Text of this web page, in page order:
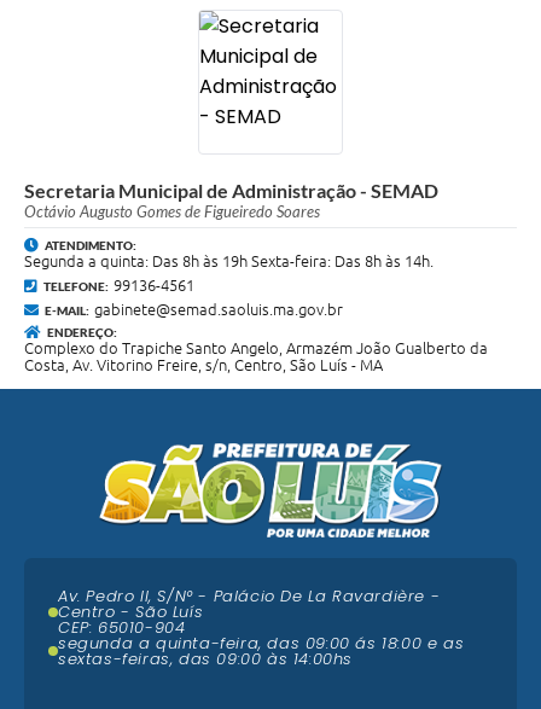
Secretaria Municipal de Administração - SEMAD
Octávio Augusto Gomes de Figueiredo Soares
ATENDIMENTO:
Segunda a quinta: Das 8h às 19h Sexta-feira: Das 8h às 14h.
TELEFONE: 99136-4561
E-MAIL: gabinete@semad.saoluis.ma.gov.br
ENDEREÇO:
Complexo do Trapiche Santo Angelo, Armazém João Gualberto da
Costa, Av. Vitorino Freire, s/n, Centro, São Luís - MA
Av. Pedro II, S/N° - Palácio De La Ravardière -
Centro - São Luís
CEP: 65010-904
segunda a quinta-feira, das 09:00 ás 18:00 e as
sextas-feiras, das 09:00 às 14:00hs